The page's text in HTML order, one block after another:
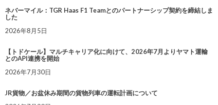
ネバーマイル：TGR Haas F1 Teamとのパートナーシップ契約を締結しま
した
2026年8月5日
【トドケール】マルチキャリア化に向けて、2026年7月よりヤマト運輸
とのAPI連携を開始
2026年7月30日
JR貨物／お盆休み期間の貨物列車の運転計画について